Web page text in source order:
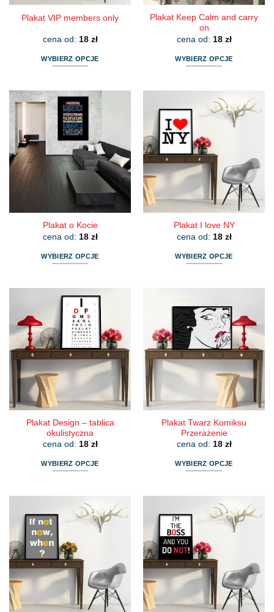
Plakat VIP members only
cena od: 18 zł
WYBIERZ OPCJE
ma
wiele
wariantów.
Opcje
można
wybrać
na
stronie
Plakat Keep Calm and carry
on
cena od: 18 zł
WYBIERZ OPCJE
wiele
wariantów.
Opcje
można
wybrać
na
stronie
produktu
Plakat o Kocie
cena od: 18 zł
WYBIERZ OPCJE
ma
wiele
wariantów.
Opcje
można
wybrać
na
stronie
produktu
Plakat I love NY
cena od: 18 zł
WYBIERZ OPCJE
wiele
wariantów.
Opcje
można
wybrać
na
stronie
produktu
Plakat Design – tablica
okulistyczna
cena od: 18 zł
WYBIERZ OPCJE
wiele
wariantów.
Opcje
można
wybrać
na
stronie
produktu
Plakat Twarz Komiksu
Przerażenie
cena od: 18 zł
WYBIERZ OPCJE
wiele
wariantów.
Opcje
można
wybrać
na
stronie
produktu